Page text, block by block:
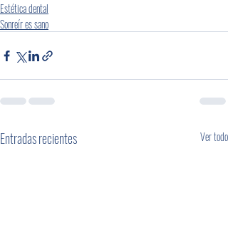
Estética dental
Sonreír es sano
Entradas recientes Ver todo